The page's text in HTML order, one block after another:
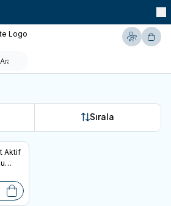
Hesabım
Sırala
Aktif